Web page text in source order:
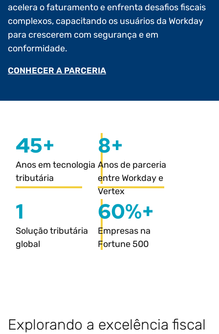
acelera o faturamento e enfrenta desafios fiscais
complexos, capacitando os usuários da Workday
para crescerem com segurança e em
conformidade.
CONHECER A PARCERIA
45+
Anos em tecnologia
tributária
8+
Anos de parceria
entre Workday e
Vertex
1
Solução tributária
global
60%+
Empresas na
Fortune 500
Explorando a excelência fiscal